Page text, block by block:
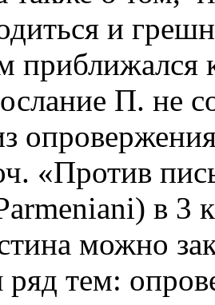
и
приближался
П. не
«Против
в 3
можно
ряд тем: